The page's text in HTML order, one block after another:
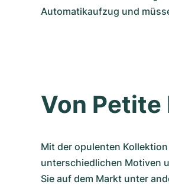
Automatikaufzug und
Von Petite
Mit der opulenten
unterschiedlichen Motiven
Sie auf dem Markt unter